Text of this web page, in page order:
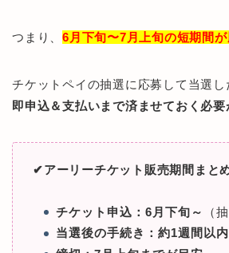
つまり、6月下旬〜7月上旬の短期間が
チケットペイの抽選に応募して当選し
即申込＆支払いまで済ませておく必要
✔︎アーリーチケット販売期間まと
チケット申込：6月下旬～
（
当選後の手続き：約1週間以内